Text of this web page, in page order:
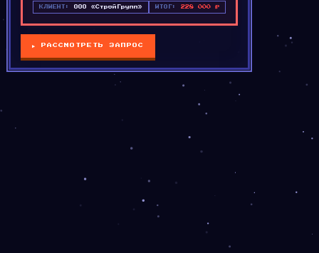
КЛИЕНТ: ООО «СтройГрупп» ИТОГ: 228 000 ₽
▶ РАССМОТРЕТЬ ЗАПРОС